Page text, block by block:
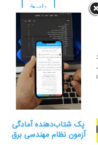
890,000 تومان
افزودن به سبد خرید
پاسخ
سیستم ارت برای
بزرگ به طور
داده شده است.
پاسخ
استفاده از مواد
پک شتاب‌دهنده آمادگی
آزمون نظام مهندسی برق